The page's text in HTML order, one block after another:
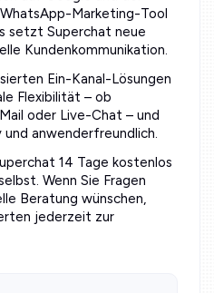
Marketing-Tool
setzt Superchat neue
Kundenkommunikation.
Ein-Kanal-Lösungen
Flexibilität – ob
oder Live-Chat – und
anwenderfreundlich.
14 Tage kostenlos
Wenn Sie Fragen
Beratung wünschen,
jederzeit zur